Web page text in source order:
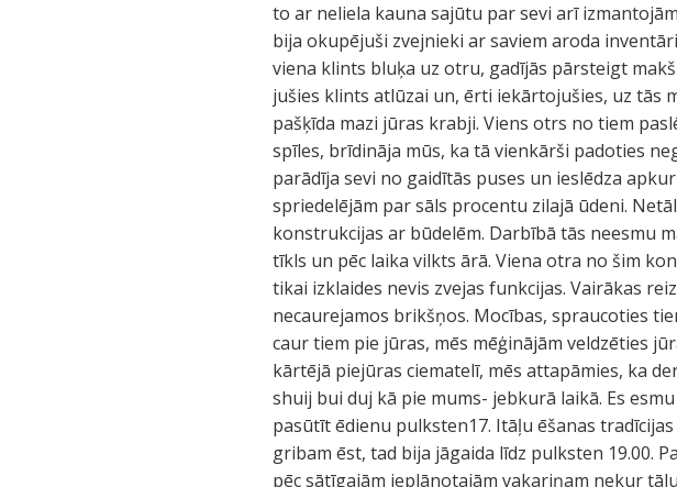
to ar neliela kauna sajūtu par sevi arī
bija okupējuši zvejnieki ar saviem aroda
viena klints bluķa uz otru, gadījās pārsteigt
jušies klints atlūzai un, ērti iekārtojušies, uz tās
pašķīda mazi jūras krabji. Viens otrs no tiem
spīles, brīdināja mūs, ka tā vienkārši padoties
parādīja sevi no gaidītās puses un ieslēdza
spriedelējām par sāls procentu zilajā ūdeni.
konstrukcijas ar būdelēm. Darbībā tās neesmu
tīkls un pēc laika vilkts ārā. Viena otra no šim
tikai izklaides nevis zvejas funkcijas. Vairākas
necaurejamos brikšņos. Mocības, spraucoties
caur tiem pie jūras, mēs mēģinājām veldzēties
kārtējā piejūras ciematelī, mēs attapāmies, ka
shuij bui duj kā pie mums- jebkurā laikā. Es
pasūtīt ēdienu pulksten17. Itāļu ēšanas
gribam ēst, tad bija jāgaida līdz pulksten 19.00.
pēc sātīgajām ieplānotajām vakariņam nekur